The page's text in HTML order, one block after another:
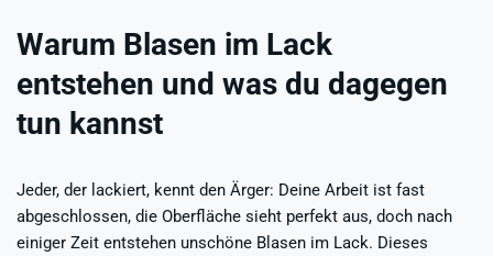
Warum Blasen im Lack
entstehen und was du dagegen
tun kannst
Jeder, der lackiert, kennt den Ärger: Deine Arbeit ist fast
abgeschlossen, die Oberfläche sieht perfekt aus, doch nach
einiger Zeit entstehen unschöne Blasen im Lack. Dieses